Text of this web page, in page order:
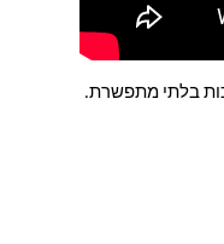
בלתי מתפשרת.